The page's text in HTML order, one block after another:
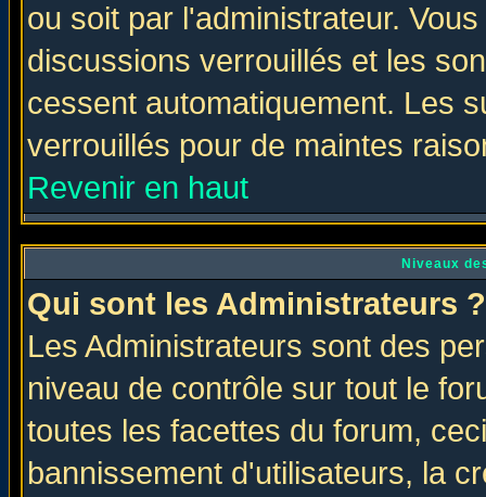
ou soit par l'administrateur.
discussions verrouillés et les
cessent automatiquement. Les
verrouillés pour de maintes
Revenir en haut
Niveaux
Qui sont les Administrateurs ?
Les Administrateurs sont des
niveau de contrôle sur tout le
toutes les facettes du forum,
bannissement d'utilisateurs, la